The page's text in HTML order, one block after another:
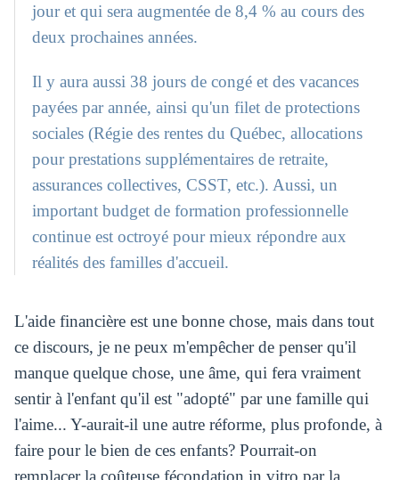
jour et qui sera augmentée de 8,4 % au cours des
deux prochaines années.
Il y aura aussi 38 jours de congé et des vacances
payées par année, ainsi qu'un filet de protections
sociales (Régie des rentes du Québec, allocations
pour prestations supplémentaires de retraite,
assurances collectives, CSST, etc.). Aussi, un
important budget de formation professionnelle
continue est octroyé pour mieux répondre aux
réalités des familles d'accueil.
L'aide financière est une bonne chose, mais dans tout
ce discours, je ne peux m'empêcher de penser qu'il
manque quelque chose, une âme, qui fera vraiment
sentir à l'enfant qu'il est "adopté" par une famille qui
l'aime... Y-aurait-il une autre réforme, plus profonde, à
faire pour le bien de ces enfants? Pourrait-on